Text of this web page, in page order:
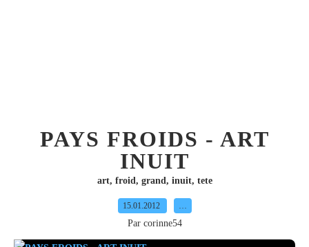
PAYS FROIDS - ART
INUIT
art, froid, grand, inuit, tete
15.01.2012 …
Par corinne54